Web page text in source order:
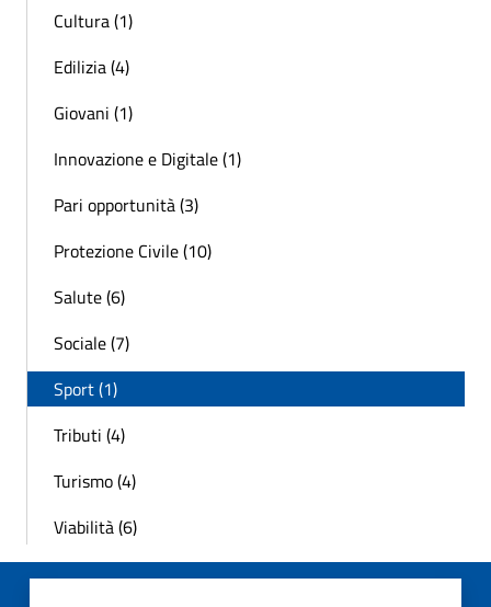
Cultura (1)
Edilizia (4)
Giovani (1)
Innovazione e Digitale (1)
Pari opportunità (3)
Protezione Civile (10)
Salute (6)
Sociale (7)
Sport (1)
Tributi (4)
Turismo (4)
Viabilità (6)